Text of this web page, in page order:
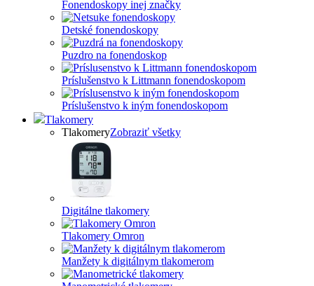
Fonendoskopy inej značky
Detské fonendoskopy
Puzdro na fonendoskop
Príslušenstvo k Littmann fonendoskopom
Príslušenstvo k iným fonendoskopom
Tlakomery
TlakomeryZobraziť všetky
Digitálne tlakomery
Tlakomery Omron
Manžety k digitálnym tlakomerom